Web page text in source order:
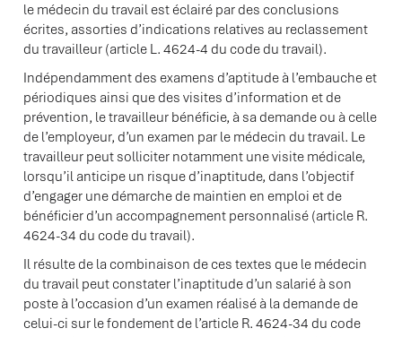
le médecin du travail est éclairé par des conclusions
écrites, assorties d’indications relatives au reclassement
du travailleur (article L. 4624-4 du code du travail).
Indépendamment des examens d’aptitude à l’embauche et
périodiques ainsi que des visites d’information et de
prévention, le travailleur bénéficie, à sa demande ou à celle
de l’employeur, d’un examen par le médecin du travail. Le
travailleur peut solliciter notamment une visite médicale,
lorsqu’il anticipe un risque d’inaptitude, dans l’objectif
d’engager une démarche de maintien en emploi et de
bénéficier d’un accompagnement personnalisé (article R.
4624-34 du code du travail).
Il résulte de la combinaison de ces textes que le médecin
du travail peut constater l’inaptitude d’un salarié à son
poste à l’occasion d’un examen réalisé à la demande de
celui-ci sur le fondement de l’article R. 4624-34 du code